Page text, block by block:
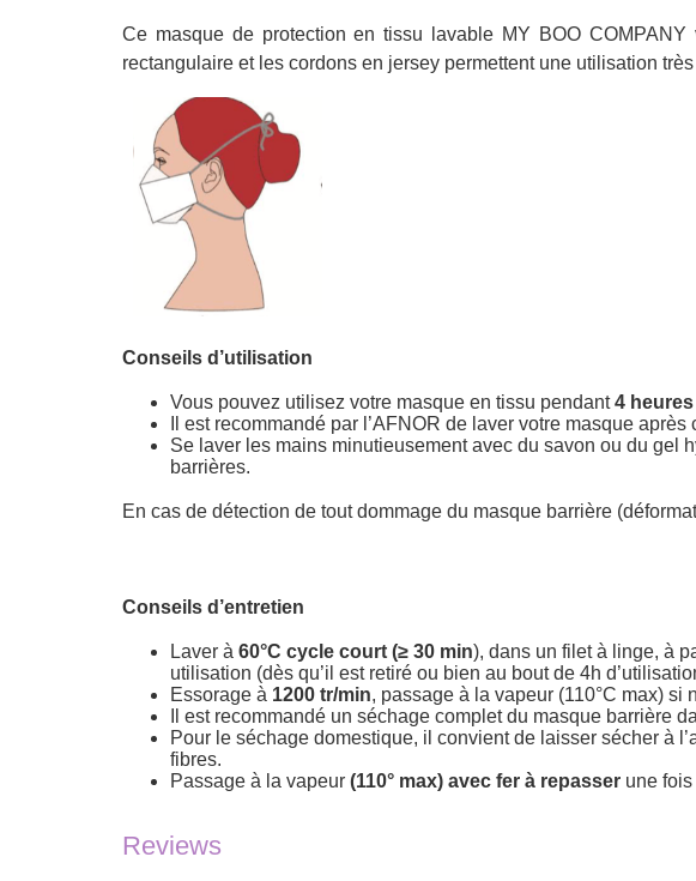
Ce masque de protection en tissu lavable MY BOO
rectangulaire et les cordons en jersey permettent une utilisation
Conseils d’utilisation
Vous pouvez utilisez votre masque en tissu pendant4 heures
Il est recommandé par l’AFNOR de laver votre masque
Se laver les mains minutieusement avec du savon ou du gel
barrières.
En cas de détection de tout dommage du masque barrière
Conseils d’entretien
Laver à 60°C cycle court (≥ 30 min), dans un filet à linge, à
utilisation (dès qu’il est retiré ou bien au bout de 4h
Essorage à 1200 tr/min, passage à la vapeur (110°C max) si
Il est recommandé un séchage complet du masque barrière
Pour le séchage domestique, il convient de laisser sécher à
fibres.
Passage à la vapeur (110° max) avec fer à repasser une
Reviews